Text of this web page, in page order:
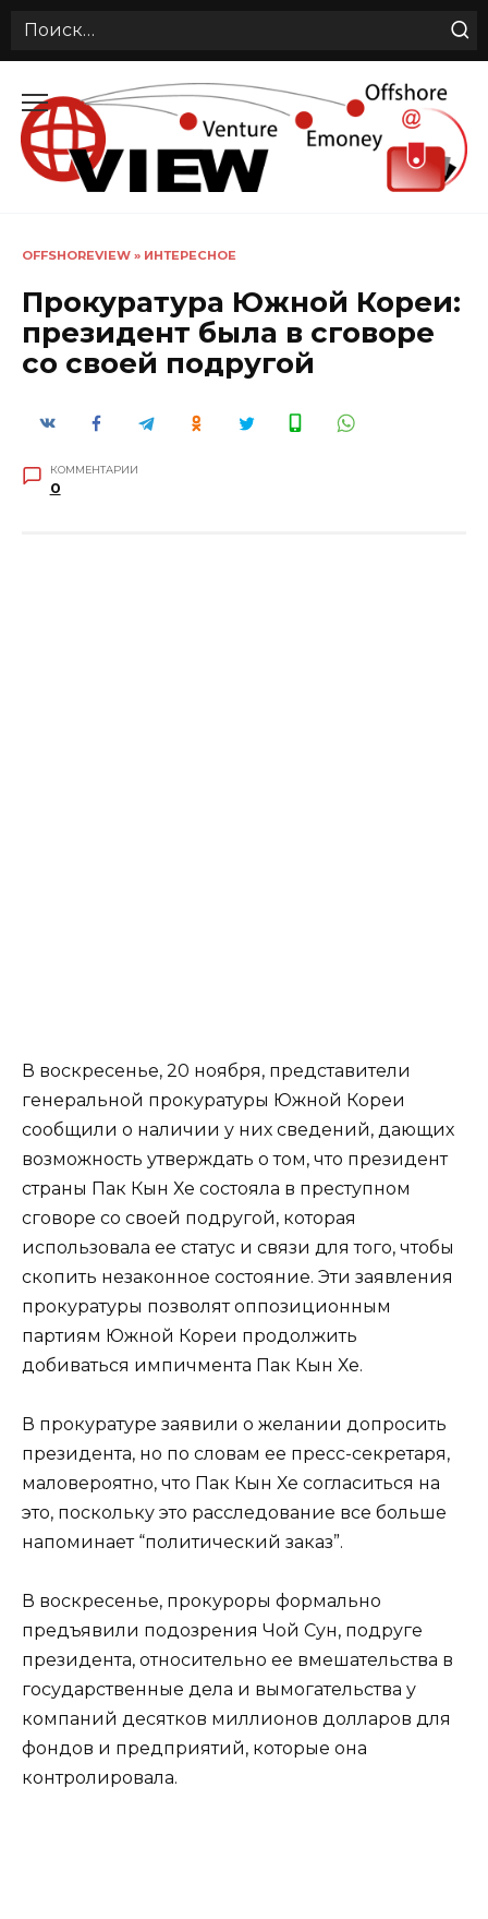
Search
содержанию
OFFSHOREVIEW » ИНТЕРЕСНОЕ
Прокуратура Южной Кореи:
президент была в сговоре
со своей подругой
КОММЕНТАРИИ
0
В воскресенье, 20 ноября, представители
генеральной прокуратуры Южной Кореи
сообщили о наличии у них сведений, дающих
возможность утверждать о том, что президент
страны Пак Кын Хе состояла в преступном
сговоре со своей подругой, которая
использовала ее статус и связи для того, чтобы
скопить незаконное состояние. Эти заявления
прокуратуры позволят оппозиционным
партиям Южной Кореи продолжить
добиваться импичмента Пак Кын Хе.
В прокуратуре заявили о желании допросить
президента, но по словам ее пресс-секретаря,
маловероятно, что Пак Кын Хе согласиться на
это, поскольку это расследование все больше
напоминает “политический заказ”.
В воскресенье, прокуроры формально
предъявили подозрения Чой Сун, подруге
президента, относительно ее вмешательства в
государственные дела и вымогательства у
компаний десятков миллионов долларов для
фондов и предприятий, которые она
контролировала.